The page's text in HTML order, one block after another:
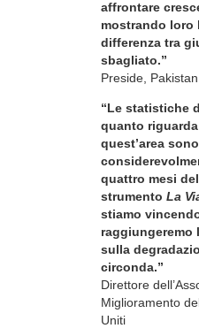
affrontare
mostrando loro
differenza tra
sbagliato.”
Preside, Pakistan
“Le statistiche
quanto
quest’area
quattro mesi
strumento La
stiamo
raggiungeremo
sulla
circonda.”
Direttore
Miglioramento
Uniti